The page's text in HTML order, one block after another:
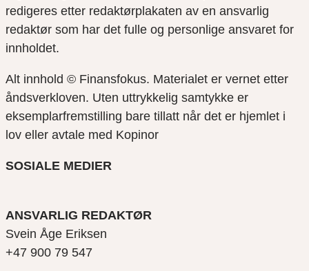
redigeres etter redaktørplakaten av en ansvarlig
redaktør som har det fulle og personlige ansvaret for
innholdet.
Alt innhold © Finansfokus. Materialet er vernet etter
åndsverkloven. Uten uttrykkelig samtykke er
eksemplarfremstilling bare tillatt når det er hjemlet i
lov eller avtale med Kopinor
SOSIALE MEDIER
ANSVARLIG REDAKTØR
Svein Åge Eriksen
+47 900 79 547